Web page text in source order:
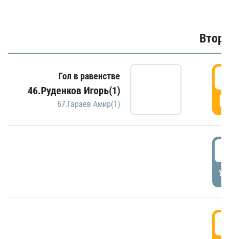
Гол в равенстве
46.Руденков Игорь(1)
67.Гараев Амир(1)